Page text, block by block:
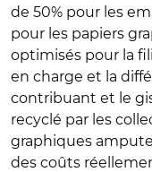
de 50% pour les
pour les papiers
optimisés pour la
en charge et la
contribuant et le
recyclé par les
graphiques
des coûts